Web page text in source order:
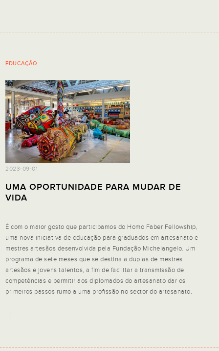
EDUCAÇÃO
2023-09-01
UMA OPORTUNIDADE PARA MUDAR DE
VIDA
É com o maior gosto que participamos do Homo Faber Fellowship,
uma nova iniciativa de educação para graduados em artesanato e
mestres artesãos desenvolvida pela Fundação Michelangelo. Um
programa de sete meses que se destina a duplas de mestres
artesãos e jovens talentos, a fim de facilitar a transmissão de
competências e permitir aos diplomados do artesanato dar os
primeiros passos rumo a uma profissão no sector do artesanato.